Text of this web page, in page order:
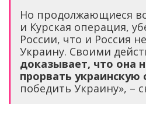
Но продолжающиеся
и Курская операция,
России, что и Россия
Украину. Своими
доказывает, что она
прорвать украинскую
победить Украину», –